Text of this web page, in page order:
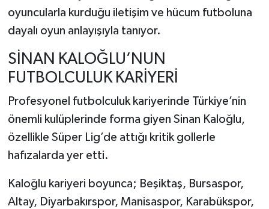
oyuncularla kurduğu iletişim ve hücum futboluna
dayalı oyun anlayışıyla tanıyor.
SİNAN KALOĞLU’NUN
FUTBOLCULUK KARİYERİ
Profesyonel futbolculuk kariyerinde Türkiye’nin
önemli kulüplerinde forma giyen Sinan Kaloğlu,
özellikle Süper Lig’de attığı kritik gollerle
hafızalarda yer etti.
Kaloğlu kariyeri boyunca; Beşiktaş, Bursaspor,
Altay, Diyarbakırspor, Manisaspor, Karabükspor,